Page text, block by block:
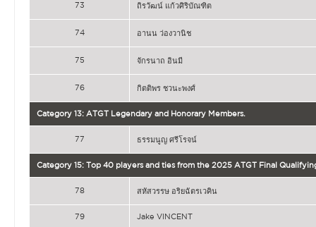
73 ถิรวัฒน์ แก้วศิริบัณฑิต
74 อานน ว่องวานิช
75 จักรนาถ อินมี
76 กิตติพร ชวนะพงศ์
Category 13: ATGT Legendary and Honorary Members.
77 ธรรมนูญ ศรีโรจน์
Category 15: Top 40 players and ties from the 2025 ATGT Final
78 สหัสวรรษ อริยฉัตรเวคิน
79 Jake VINCENT